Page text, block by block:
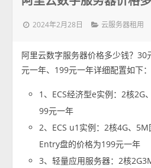
2024年2月28日 云服务器租用
阿里云数字服务器价格多少钱？
元一年、199元一年详细配置如下：
1、ECS经济型e实例：2核2G
99元一年
2、ECS u1实例：2核4G、
Entry盘的价格为199元一年
3、轻量应用服务器：2核